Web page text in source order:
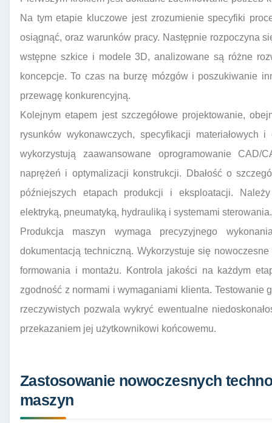
Na tym etapie kluczowe jest zrozumienie specyfiki
osiągnąć, oraz warunków pracy. Następnie rozpoczyna
wstępne szkice i modele 3D, analizowane są różne
koncepcje. To czas na burzę mózgów i poszukiwanie
przewagę konkurencyjną.
Kolejnym etapem jest szczegółowe projektowanie,
rysunków wykonawczych, specyfikacji materiałowych
wykorzystują zaawansowane oprogramowanie
naprężeń i optymalizacji konstrukcji. Dbałość o
późniejszych etapach produkcji i eksploatacji.
elektryką, pneumatyką, hydrauliką i systemami sterowania.
Produkcja maszyn wymaga precyzyjnego
dokumentacją techniczną. Wykorzystuje się
formowania i montażu. Kontrola jakości na każdym
zgodność z normami i wymaganiami klienta. Testowanie
rzeczywistych pozwala wykryć ewentualne
przekazaniem jej użytkownikowi końcowemu.
Zastosowanie nowoczesnych
maszyn